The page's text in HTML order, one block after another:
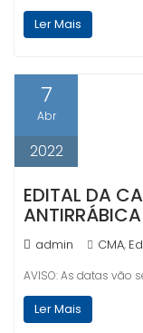
Ler Mais
7
Abr
2022
EDITAL DA
admin CMA,
AVISO: As datas vão
Ler Mais